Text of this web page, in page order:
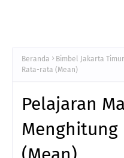
Beranda Bimbel Jakarta Timur
Rata-rata (Mean)
Pelajaran
Menghitung